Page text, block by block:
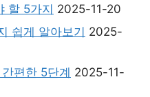
할 5가지 2025-11-20
쉽게 알아보기 2025-
편한 5단계 2025-11-